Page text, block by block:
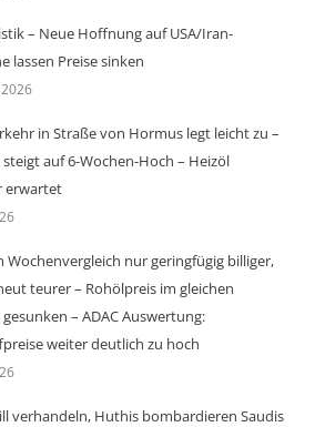
– Neue Hoffnung auf USA/Iran-
lassen Preise sinken
in Straße von Hormus legt leicht zu –
steigt auf 6-Wochen-Hoch – Heizöl
erwartet
Wochenvergleich nur geringfügig billiger,
teurer – Rohölpreis im gleichen
– ADAC Auswertung:
weiter deutlich zu hoch
verhandeln, Huthis bombardieren Saudis